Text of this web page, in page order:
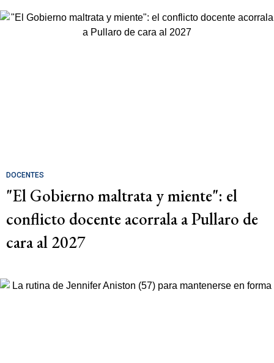
DOCENTES
"El Gobierno maltrata y miente": el
conflicto docente acorrala a Pullaro de
cara al 2027